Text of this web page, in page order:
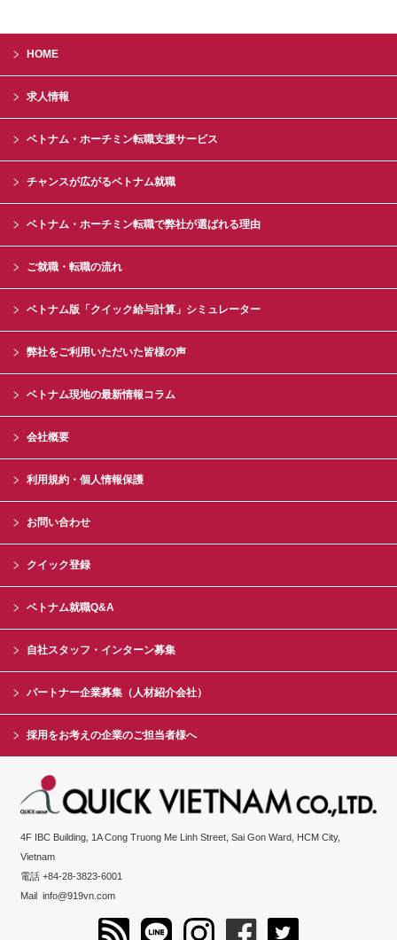
HOME
求人情報
ベトナム・ホーチミン転職支援サービス
チャンスが広がるベトナム就職
ベトナム・ホーチミン転職で弊社が選ばれる理由
ご就職・転職の流れ
ベトナム版「クイック給与計算」シミュレーター
弊社をご利用いただいた皆様の声
ベトナム現地の最新情報コラム
会社概要
利用規約・個人情報保護
お問い合わせ
クイック登録
ベトナム就職Q&A
自社スタッフ・インターン募集
パートナー企業募集（人材紹介会社）
採用をお考えの企業のご担当者様へ
4F IBC Building, 1A Cong Truong Me Linh Street, Sai Gon Ward, HCM City,
Vietnam
電話 +84-28-3823-6001
Mailinfo@919vn.com